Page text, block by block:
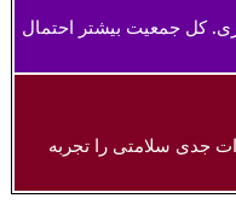
کل جمعیت بیشتر احتمال
جدی سلامتی را تجربه